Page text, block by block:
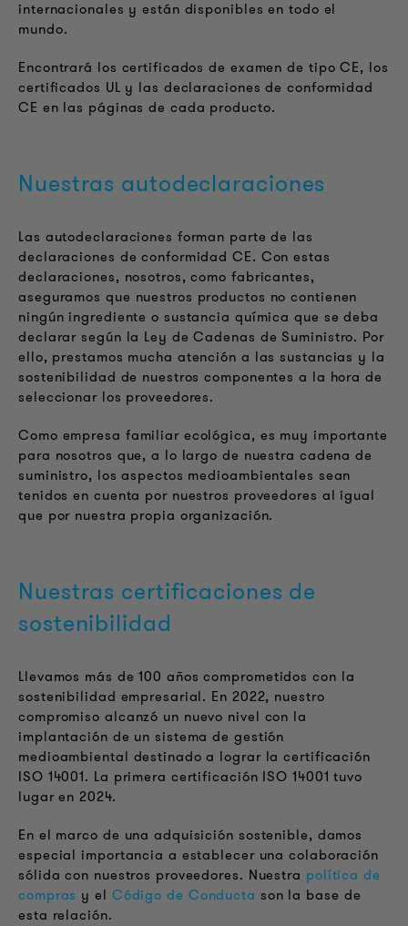
internacionales y están disponibles en todo el
mundo.
Encontrará los certificados de examen de tipo CE, los
certificados UL y las declaraciones de conformidad
CE en las páginas de cada producto.
Nuestras autodeclaraciones
Las autodeclaraciones forman parte de las
declaraciones de conformidad CE. Con estas
declaraciones, nosotros, como fabricantes,
aseguramos que nuestros productos no contienen
ningún ingrediente o sustancia química que se deba
declarar según la Ley de Cadenas de Suministro. Por
ello, prestamos mucha atención a las sustancias y la
sostenibilidad de nuestros componentes a la hora de
seleccionar los proveedores.
Como empresa familiar ecológica, es muy importante
para nosotros que, a lo largo de nuestra cadena de
suministro, los aspectos medioambientales sean
tenidos en cuenta por nuestros proveedores al igual
que por nuestra propia organización.
Nuestras certificaciones de
sostenibilidad
Llevamos más de 100 años comprometidos con la
sostenibilidad empresarial. En 2022, nuestro
compromiso alcanzó un nuevo nivel con la
implantación de un sistema de gestión
medioambiental destinado a lograr la certificación
ISO 14001. La primera certificación ISO 14001 tuvo
lugar en 2024.
En el marco de una adquisición sostenible, damos
especial importancia a establecer una colaboración
sólida con nuestros proveedores. Nuestra política de
compras y el Código de Conducta son la base de
esta relación.